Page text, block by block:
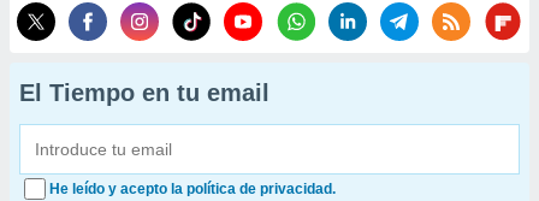
El Tiempo en tu email
He leído y acepto la política de privacidad.